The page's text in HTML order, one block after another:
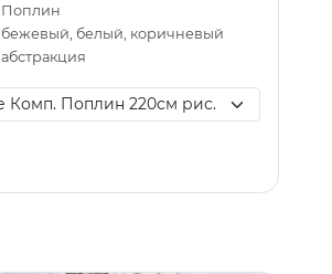
Поплин
бежевый, белый, коричневый
абстракция